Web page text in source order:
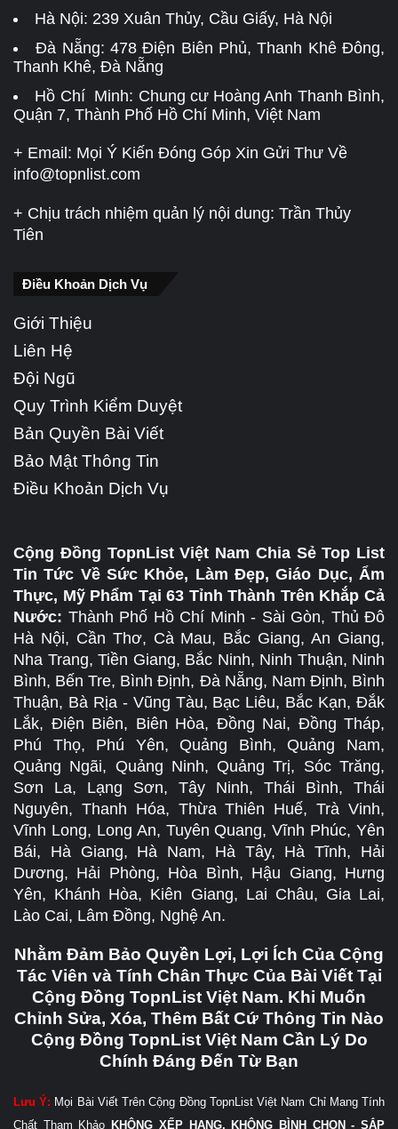
Hà Nội: 239 Xuân Thủy, Cầu Giấy, Hà Nội
Đà Nẵng:478 Điện Biên Phủ, Thanh Khê Đông,
Thanh Khê, Đà Nẵng
Hồ Chí Minh: Chung cư Hoàng Anh Thanh Bình,
Quận 7, Thành Phố Hồ Chí Minh, Việt Nam
+ Email: Mọi Ý Kiến Đóng Góp Xin Gửi Thư Về
info@topnlist.com
+ Chịu trách nhiệm quản lý nội dung: Trần Thủy
Tiên
Điều Khoản Dịch Vụ
Giới Thiệu
Liên Hệ
Đội Ngũ
Quy Trình Kiểm Duyệt
Bản Quyền Bài Viết
Bảo Mật Thông Tin
Điều Khoản Dịch Vụ
Cộng Đồng TopnList Việt Nam Chia Sẻ Top List
Tin Tức Về Sức Khỏe, Làm Đẹp, Giáo Dục, Ẩm
Thực, Mỹ Phẩm Tại 63 Tỉnh Thành Trên Khắp Cả
Nước: Thành Phố Hồ Chí Minh - Sài Gòn, Thủ Đô
Hà Nội, Cần Thơ, Cà Mau, Bắc Giang, An Giang,
Nha Trang, Tiền Giang, Bắc Ninh, Ninh Thuận, Ninh
Bình, Bến Tre, Bình Định, Đà Nẵng, Nam Định, Bình
Thuận, Bà Rịa - Vũng Tàu, Bạc Liêu, Bắc Kạn, Đắk
Lắk, Điện Biên, Biên Hòa, Đồng Nai, Đồng Tháp,
Phú Thọ, Phú Yên, Quảng Bình, Quảng Nam,
Quảng Ngãi, Quảng Ninh, Quảng Trị, Sóc Trăng,
Sơn La, Lạng Sơn, Tây Ninh, Thái Bình, Thái
Nguyên, Thanh Hóa, Thừa Thiên Huế, Trà Vinh,
Vĩnh Long, Long An, Tuyên Quang, Vĩnh Phúc, Yên
Bái, Hà Giang, Hà Nam, Hà Tây, Hà Tĩnh, Hải
Dương, Hải Phòng, Hòa Bình, Hậu Giang, Hưng
Yên, Khánh Hòa, Kiên Giang, Lai Châu, Gia Lai,
Lào Cai, Lâm Đồng, Nghệ An.
Nhằm Đảm Bảo Quyền Lợi, Lợi Ích Của Cộng
Tác Viên và Tính Chân Thực Của Bài Viết Tại
Cộng Đồng TopnList Việt Nam. Khi Muốn
Chỉnh Sửa, Xóa, Thêm Bất Cứ Thông Tin Nào
Cộng Đồng TopnList Việt Nam Cần Lý Do
Chính Đáng Đến Từ Bạn
Lưu Ý: Mọi Bài Viết Trên Cộng Đồng TopnList Việt Nam Chỉ Mang Tính
Chất Tham Khảo KHÔNG XẾP HẠNG, KHÔNG BÌNH CHỌN - SẮP